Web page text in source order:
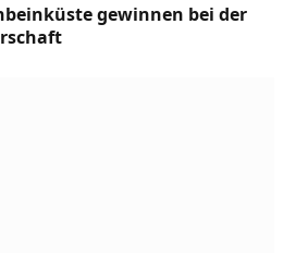
gewinnen bei der